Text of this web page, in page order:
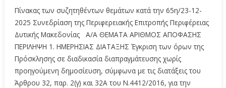
Πίνακας των συζητηθέντων θεμάτων κατά την 65η/23-12-
2025 Συνεδρίαση της Περιφερειακής Επιτροπής Περιφέρειας
Δυτικής Μακεδονίας Α/Α ΘΕΜΑΤΑ ΑΡΙΘΜΟΣ ΑΠΟΦΑΣΗΣ
ΠΕΡΙΛΗΨΗ 1. ΗΜΕΡΗΣΙΑΣ ΔΙΑΤΑΞΗΣ Έγκριση των όρων της
Πρόσκλησης σε διαδικασία διαπραγμάτευσης χωρίς
προηγούμενη δημοσίευση, σύμφωνα με τις διατάξεις του
Άρθρου 32, παρ. 2(γ) και 32Α του Ν.4412/2016, για την